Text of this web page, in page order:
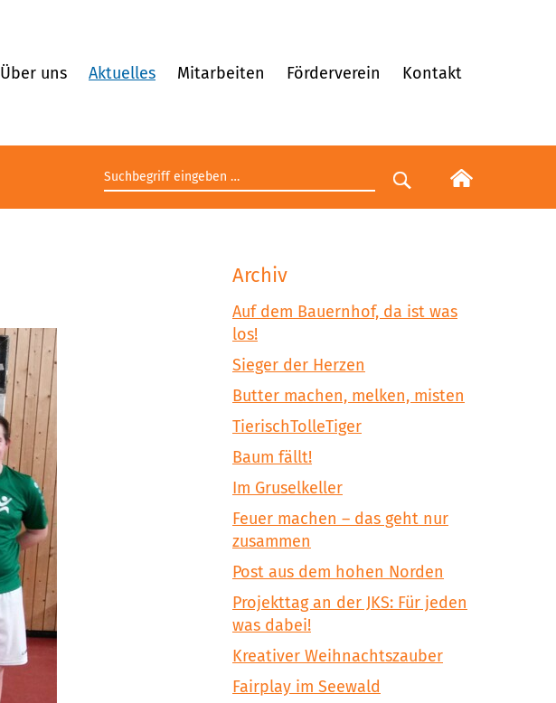
Über uns Aktuelles Mitarbeiten Förderverein Kontakt
Suchbegriff eingeben
Suche starten
Archiv
Auf dem Bauernhof, da ist was
los!
Sieger der Herzen
Butter machen, melken, misten
TierischTolleTiger
Baum fällt!
Im Gruselkeller
Feuer machen – das geht nur
zusammen
Post aus dem hohen Norden
Projekttag an der JKS: Für jeden
was dabei!
Kreativer Weihnachtszauber
Fairplay im Seewald